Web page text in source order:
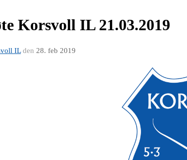
Korsvoll IL 21.03.2019
ILden 28. feb 2019